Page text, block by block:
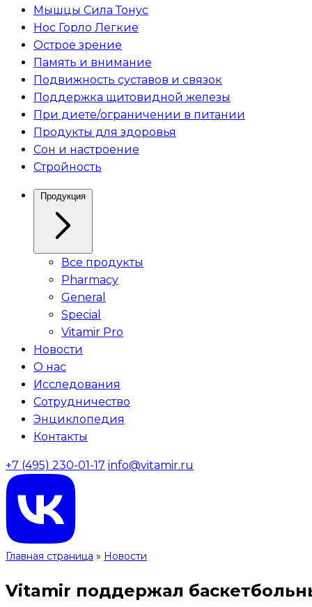
Мышцы Сила Тонус
Нос Горло Легкие
Острое зрение
Память и внимание
Подвижность суставов и связок
Поддержка щитовидной железы
При диете/ограничении в питании
Продукты для здоровья
Сон и настроение
Стройность
Продукция
Все продукты
Pharmacy
General
Special
Vitamir Pro
Новости
О нас
Исследования
Сотрудничество
Энциклопедия
Контакты
+7 (495) 230-01-17 info@vitamir.ru
Главная страница » Новости
Vitamir поддержал